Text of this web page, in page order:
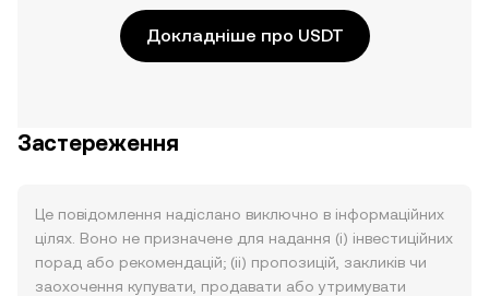
Докладніше про USDT
Застереження
Це повідомлення надіслано виключно в інформаційних
цілях. Воно не призначене для надання (i) інвестиційних
порад або рекомендацій; (ii) пропозицій, закликів чи
заохочення купувати, продавати або утримувати